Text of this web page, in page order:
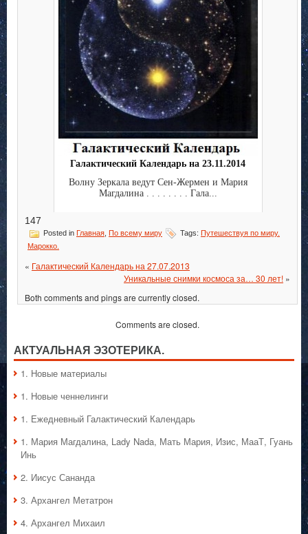
Галактический Календарь на 23.11.2014
Волну Зеркала ведут Сен-Жермен и Мария
Магдалина . . . . . . . . Гала...
147
Posted in Главная По всему миру Tags: Путешествуя по миру.
Марокко.
« Галактический Календарь на 27.07.2013
Уникальные снимки космоса за… 30 лет! »
Both comments and pings are currently closed.
Comments are closed.
АКТУАЛЬНАЯ ЭЗОТЕРИКА.
1. Hовые материалы
1. Hовые ченнелинги
1. Ежедневный Галактический Календарь
1. Мария Магдалина, Lady Nada, Мать Мария, Изис, МааТ, Гуань
Инь
2. Иисус Сананда
3. Архангел Метатрон
4. Архангел Михаил